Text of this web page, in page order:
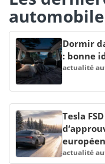
automobile
Dormir
: bonne
actualité
Tesla
actualité